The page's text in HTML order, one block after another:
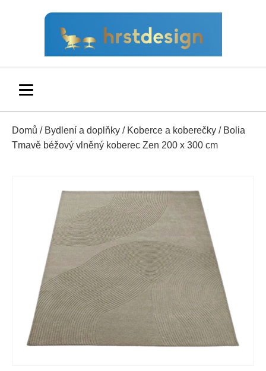
Domů / Bydlení a doplňky / Koberce a koberečky / Bolia
Tmavě béžový vlněný koberec Zen 200 x 300 cm